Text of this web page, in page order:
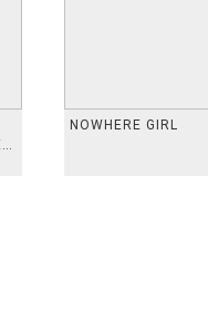
NOWHERE GIRL